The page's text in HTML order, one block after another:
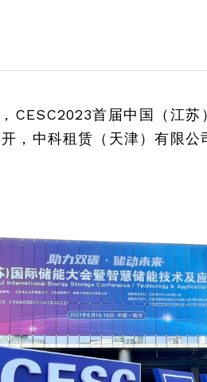
CESC2023首届中国（江
，中科租赁（天津）有限